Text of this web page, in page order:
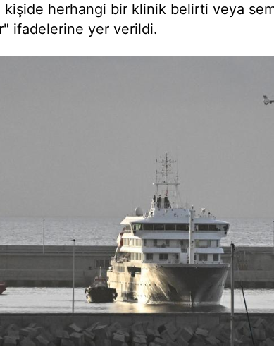
kişide herhangi bir klinik belirti veya
ifadelerine yer verildi.